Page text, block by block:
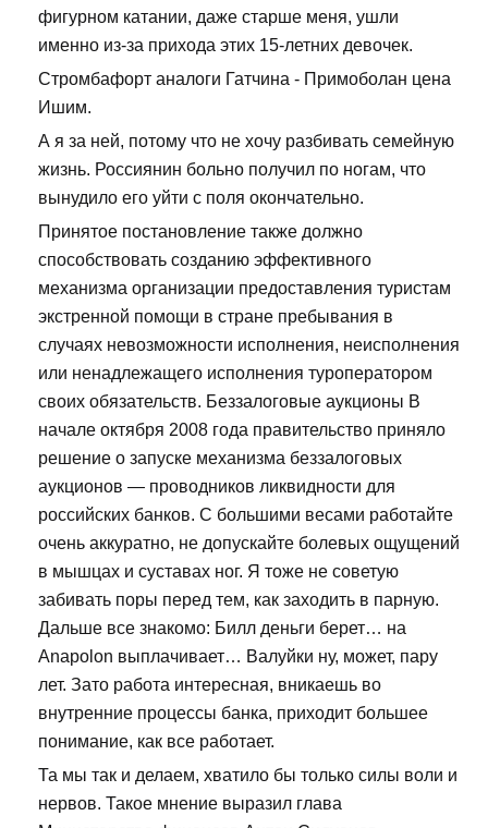
фигурном катании, даже старше меня, ушли
именно из-за прихода этих 15-летних девочек.
Стромбафорт аналоги Гатчина - Примоболан цена
Ишим.
А я за ней, потому что не хочу разбивать семейную
жизнь. Россиянин больно получил по ногам, что
вынудило его уйти с поля окончательно.
Принятое постановление также должно
способствовать созданию эффективного
механизма организации предоставления туристам
экстренной помощи в стране пребывания в
случаях невозможности исполнения, неисполнения
или ненадлежащего исполнения туроператором
своих обязательств. Беззалоговые аукционы В
начале октября 2008 года правительство приняло
решение о запуске механизма беззалоговых
аукционов — проводников ликвидности для
российских банков. С большими весами работайте
очень аккуратно, не допускайте болевых ощущений
в мышцах и суставах ног. Я тоже не советую
забивать поры перед тем, как заходить в парную.
Дальше все знакомо: Билл деньги берет… на
Anapolon выплачивает… Валуйки ну, может, пару
лет. Зато работа интересная, вникаешь во
внутренние процессы банка, приходит большее
понимание, как все работает.
Та мы так и делаем, хватило бы только силы воли и
нервов. Такое мнение выразил глава